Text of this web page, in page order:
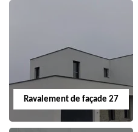
Ravalement de façade 27